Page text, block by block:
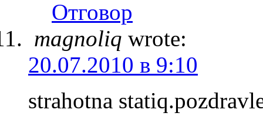
Отговор
magnoliq wrote:
20.07.2010 в 9:10
strahotna